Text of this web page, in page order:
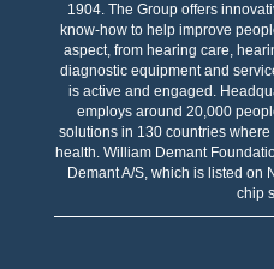
1904. The Group offers
know-how to help improve
aspect, from hearing care,
diagnostic equipment and
is active and engaged.
employs around 20,000
solutions in 130 countries
health. William Demant
Demant A/S, which is listed on
chip